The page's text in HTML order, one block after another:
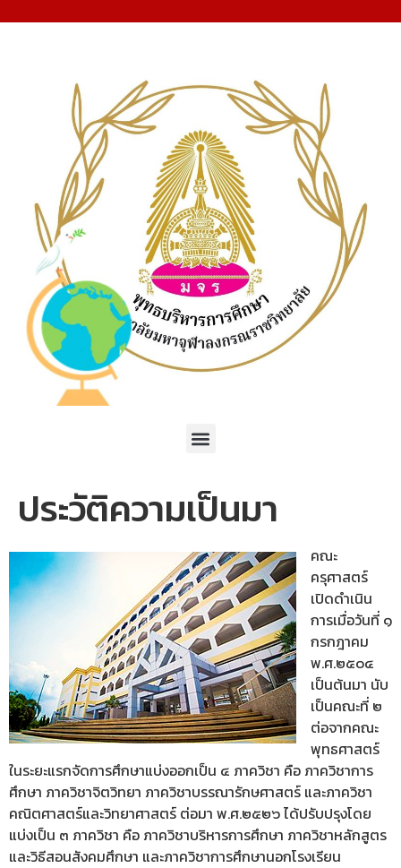
ประวัติความเป็นมา
คณะ
ครุศาสตร์
เปิดดำเนิน
การเมื่อวันที่ ๑
กรกฎาคม
พ.ศ.๒๕๐๔
เป็นต้นมา นับ
เป็นคณะที่ ๒
ต่อจากคณะ
พุทธศาสตร์
ในระยะแรกจัดการศึกษาแบ่งออกเป็น ๔ ภาควิชา คือ ภาควิชาการ
ศึกษา ภาควิชาจิตวิทยา ภาควิชาบรรณารักษศาสตร์ และภาควิชา
คณิตศาสตร์และวิทยาศาสตร์ ต่อมา พ.ศ.๒๕๒๖ ได้ปรับปรุงโดย
แบ่งเป็น ๓ ภาควิชา คือ ภาควิชาบริหารการศึกษา ภาควิชาหลักสูตร
และวิธีสอนสังคมศึกษา และภาควิชาการศึกษานอกโรงเรียน